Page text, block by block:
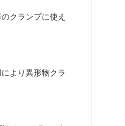
クランプに使え
より異形物クラ